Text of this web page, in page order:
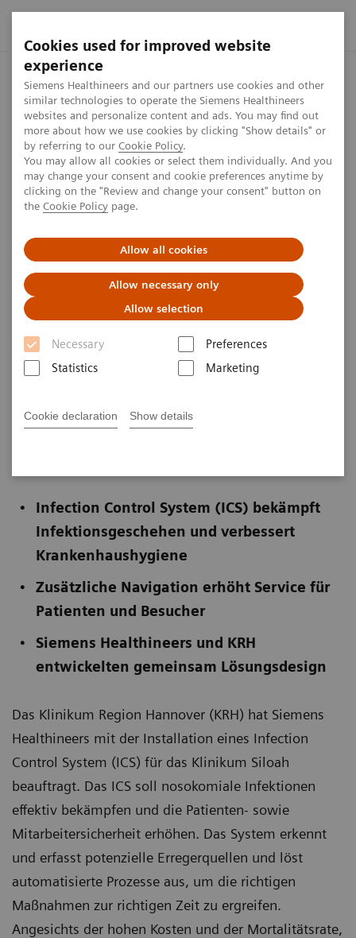
Cookies used for improved website
experience
Siemens Healthineers and our partners use cookies and other
similar technologies to operate the Siemens Healthineers
websites and personalize content and ads. You may find out
more about how we use cookies by clicking "Show details" or
by referring to our Cookie Policy.
You may allow all cookies or select them individually. And you
may change your consent and cookie preferences anytime by
clicking on the "Review and change your consent" button on
the Cookie Policy page.
Allow all cookies
Allow necessary only
Allow selection
Necessary
Preferences
Statistics
Marketing
Cookie declaration Show details
Startseite Presse Center Presseinformationen Infection
Presseinformation
Infection Control System von
Siemens Healthineers reduziert
Infektionsgeschehen am KRH
Klinikum Siloah in der Region
Hannover
Gemeinsame Presseinformation von Siemens
Healthineers und Klinikum Region Hannover
Infection Control System (ICS) bekämpft
Infektionsgeschehen und verbessert
Krankenhaushygiene
Zusätzliche Navigation erhöht Service für
Patienten und Besucher
Siemens Healthineers und KRH
entwickelten gemeinsam Lösungsdesign
Das Klinikum Region Hannover (KRH) hat Siemens
Healthineers mit der Installation eines Infection
Control System (ICS) für das Klinikum Siloah
beauftragt. Das ICS soll nosokomiale Infektionen
effektiv bekämpfen und die Patienten- sowie
Mitarbeitersicherheit erhöhen. Das System erkennt
und erfasst potenzielle Erregerquellen und löst
automatisierte Prozesse aus, um die richtigen
Maßnahmen zur richtigen Zeit zu ergreifen.
Angesichts der hohen Kosten und der Mortalitätsrate,